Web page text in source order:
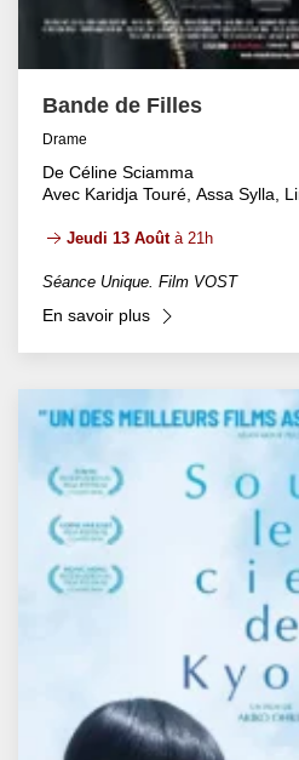
Bande de Filles
Drame
De Céline Sciamma
Avec Karidja Touré, Assa Sylla,
Jeudi 13 Aoûtà 21h
Séance Unique. Film VOST
En savoir plus